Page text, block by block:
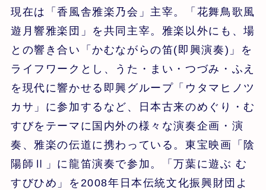
現在は「香風舎雅楽乃会」主宰。「花舞鳥歌風
遊月響雅楽団」を共同主宰。雅楽以外にも、場
との響き合い「かむながらの笛(即興演奏)」を
ライフワークとし、うた・まい・つづみ・ふえ
を現代に響かせる即興グループ「ウタマヒノツ
カサ」に参加するなど、日本古来のめぐり・む
すびをテーマに国内外の様々な演奏企画・演
奏、雅楽の伝道に携わっている。東宝映画「陰
陽師Ⅱ」に龍笛演奏で参加。「万葉に遊ぶ む
すびひめ」を2008年日本伝統文化振興財団よ